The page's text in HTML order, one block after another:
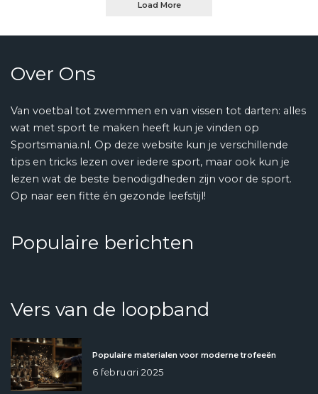
Load More
Over Ons
Van voetbal tot zwemmen en van vissen tot darten: alles
wat met sport te maken heeft kun je vinden op
Sportsmania.nl. Op deze website kun je verschillende
tips en tricks lezen over iedere sport, maar ook kun je
lezen wat de beste benodigdheden zijn voor de sport.
Op naar een fitte én gezonde leefstijl!
Populaire berichten
Vers van de loopband
Populaire materialen voor moderne trofeeën
6 februari 2025